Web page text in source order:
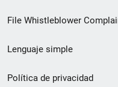
de
de
pie
File Whistleblower
Lenguaje simple
Política de privacidad